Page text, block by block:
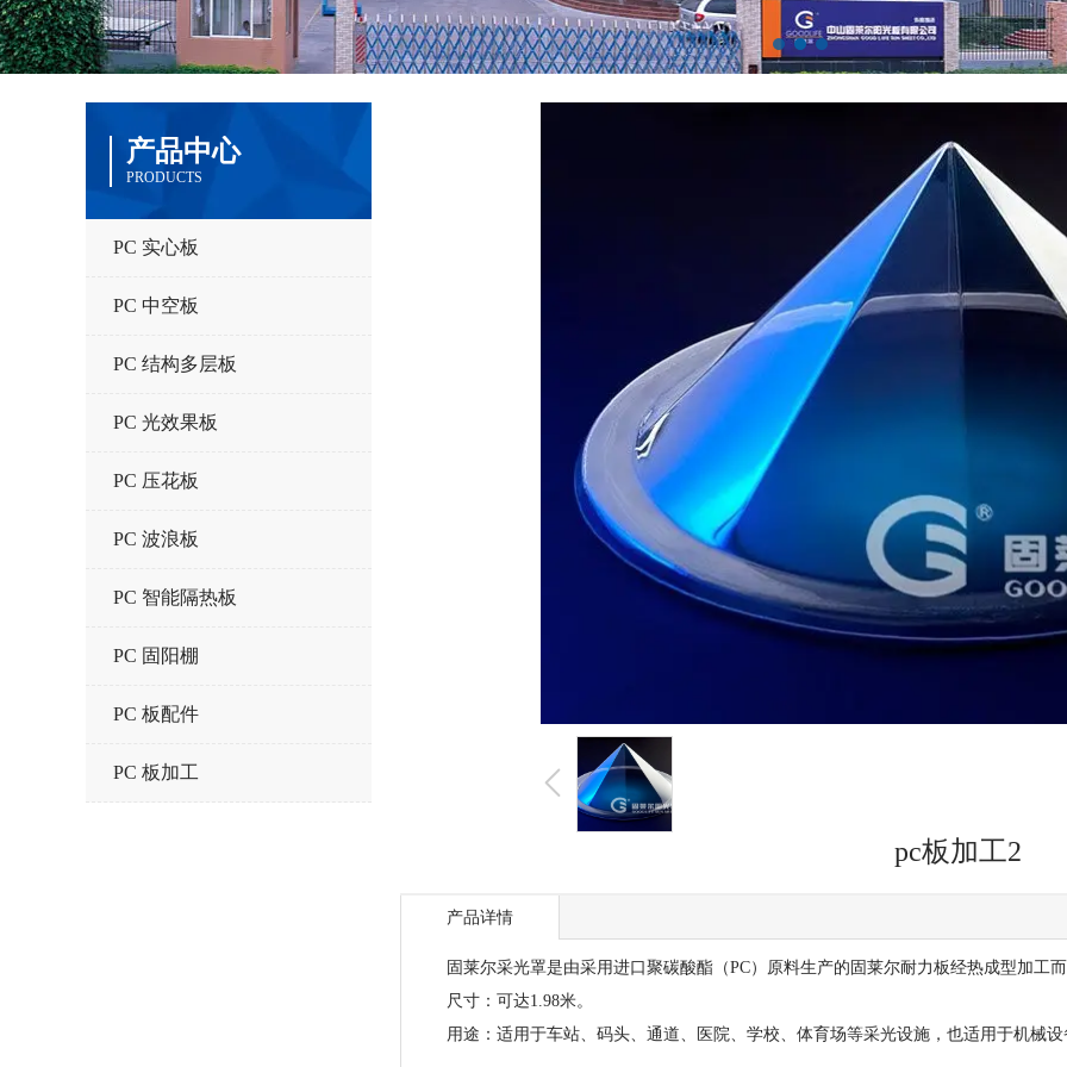
1 2 3
产品中心
PRODUCTS
PC 实心板
PC 中空板
PC 结构多层板
PC 光效果板
PC 压花板
PC 波浪板
PC 智能隔热板
PC 固阳棚
PC 板配件
PC 板加工
pc板加工2
产品详情
固莱尔采光罩是由采用进口聚碳酸酯（PC）原料生产的固莱尔耐力板经热成型加工
尺寸：可达1.98米。
用途：适用于车站、码头、通道、医院、学校、体育场等采光设施，也适用于机械设